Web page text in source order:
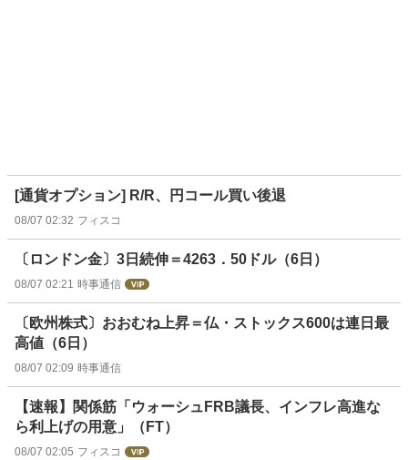
[通貨オプション] R/R、円コール買い後退
08/07 02:32 フィスコ
〔ロンドン金〕3日続伸＝4263．50ドル（6日）
08/07 02:21 時事通信
〔欧州株式〕おおむね上昇＝仏・ストックス600は連日最
高値（6日）
08/07 02:09 時事通信
【速報】関係筋「ウォーシュFRB議長、インフレ高進な
ら利上げの用意」（FT）
08/07 02:05 フィスコ